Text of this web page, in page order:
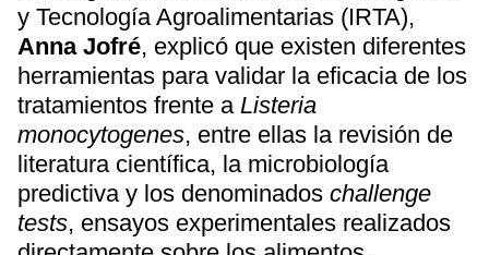
y Tecnología Agroalimentarias (IRTA),
Anna Jofré, explicó que existen diferentes
herramientas para validar la eficacia de los
tratamientos frente aListeria
monocytogenes, entre ellas la revisión de
literatura científica, la microbiología
predictiva y los denominados challenge
tests, ensayos experimentales realizados